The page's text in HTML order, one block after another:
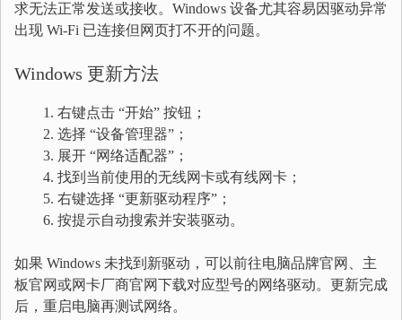
求无法正常发送或接收。Windows 设备尤其容易因驱动异常
出现 Wi-Fi 已连接但网页打不开的问题。
Windows 更新方法
右键点击 “开始” 按钮；
选择 “设备管理器”；
展开 “网络适配器”；
找到当前使用的无线网卡或有线网卡；
右键选择 “更新驱动程序”；
按提示自动搜索并安装驱动。
如果 Windows 未找到新驱动，可以前往电脑品牌官网、主
板官网或网卡厂商官网下载对应型号的网络驱动。更新完成
后，重启电脑再测试网络。